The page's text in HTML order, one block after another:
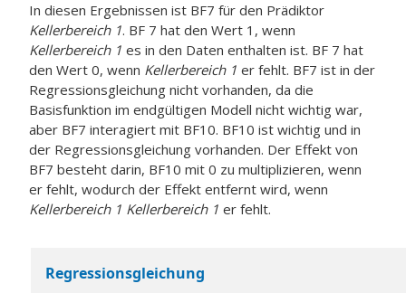
In diesen Ergebnissen ist BF7 für den Prädiktor
Kellerbereich 1. BF 7 hat den Wert 1, wenn
Kellerbereich 1 es in den Daten enthalten ist. BF 7 hat
den Wert 0, wenn Kellerbereich 1 er fehlt. BF7 ist in der
Regressionsgleichung nicht vorhanden, da die
Basisfunktion im endgültigen Modell nicht wichtig war,
aber BF7 interagiert mit BF10. BF10 ist wichtig und in
der Regressionsgleichung vorhanden. Der Effekt von
BF7 besteht darin, BF10 mit 0 zu multiplizieren, wenn
er fehlt, wodurch der Effekt entfernt wird, wenn
Kellerbereich 1 Kellerbereich 1 er fehlt.
Regressionsgleichung